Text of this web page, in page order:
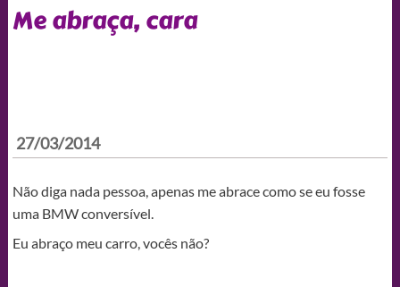
Me abraça, cara
27/03/2014
Não diga nada pessoa, apenas me abrace como se eu fosse
uma BMW conversível.
Eu abraço meu carro, vocês não?